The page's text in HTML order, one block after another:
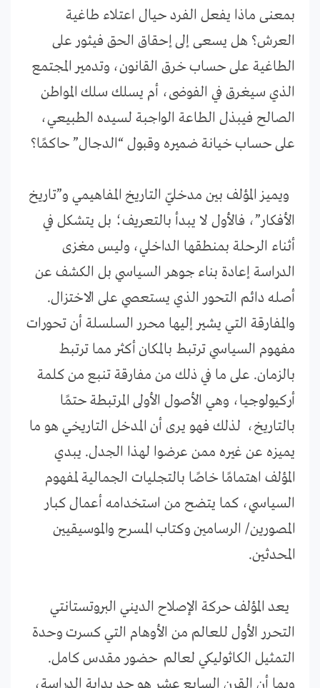
بمعنى ماذا يفعل الفرد حيال اعتلاء طاغية
العرش؟ هل يسعى إلى إحقاق الحق فيثور على
الطاغية على حساب خرق القانون، وتدمير المجتمع
الذي سيغرق في الفوضى، أم يسلك سلك المواطن
الصالح فيبذل الطاعة الواجبة لسيده الطبيعي،
على حساب خيانة ضميره وقبول “الدجال” حاكمًا؟
ويميز المؤلف بين مدخليّ التاريخ المفاهيمي و”تاريخ
الأفكار”، فالأول لا يبدأ بالتعريف؛ بل يتشكل في
أثناء الرحلة بمنطقها الداخلي، وليس مغزى
الدراسة إعادة بناء جوهر السياسي بل الكشف عن
أصله دائم التحور الذي يستعصي على الاختزال.
والمفارقة التي يشير إليها محرر السلسلة أن تحورات
مفهوم السياسي ترتبط بالمكان أكثر مما ترتبط
بالزمان. على ما في ذلك من مفارقة تنبع من كلمة
أركيولوجيا، وهي الأصول الأولى المرتبطة حتمًا
بالتاريخ، لذلك فهو يرى أن المدخل التاريخي هو ما
يميزه عن غيره ممن عرضوا لهذا الجدل. يبدي
المؤلف اهتمامًا خاصًا بالتجليات الجمالية لمفهوم
السياسي، كما يتضح من استخدامه أعمال كبار
المصورين/ الرسامين وكتاب المسرح والموسيقيين
المحدثين.
يعد المؤلف حركة الإصلاح الديني البروتستانتي
التحرر الأول للعالم من الأوهام التي كسرت وحدة
التمثيل الكاثوليكي لعالم حضور مقدس كامل.